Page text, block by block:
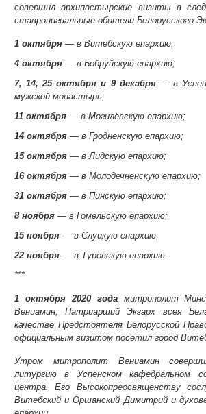
совершил архипастырские визиты в
ставропигиальные обители Белорусского
1 октября — в Витебскую епархию;
4 октября — в Бобруйскую епархию;
7, 14, 25 октября и 9 декабря — в
мужской монастырь;
11 октября — в Могилёвскую епархию;
14 октября — в Гродненскую епархию;
15 октября — в Лидскую епархию;
16 октября — в Молодечненскую епархию;
31 октября — в Пинскую епархию;
8 ноября — в Гомельскую епархию;
15 ноября — в Слуцкую епархию;
22 ноября — в Туровскую епархию.
***
1 октября 2020 годамитрополит
Вениамин, Патриарший Экзарх всея
качестве Предстоятеля Белорусской
официальным визитом посетил город
Утром митрополит Вениамин
литургию в Успенском кафедральном
центра. Его Высокопреосвященству
Витебский и Оршанский Димитрий и